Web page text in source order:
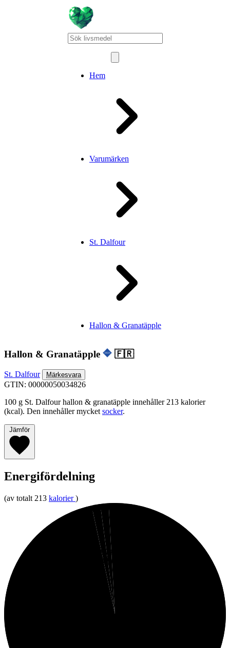
Hem
Varumärken
St. Dalfour
Hallon & Granatäpple
Hallon & Granatäpple 🇫🇷
St. Dalfour Märkesvara
GTIN: 00000050034826
100 g St. Dalfour hallon & granatäpple innehåller 213 kalorier
(kcal). Den innehåller mycketsocker.
Jämför
Energifördelning
(av totalt 213 kalorier )
1%
Fett
1%
Fibrer
1%
Protein